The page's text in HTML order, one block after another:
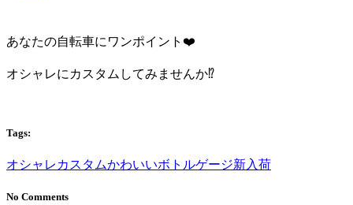
あなたの自転車にワンポイント❤️
オシャレにカスタムしてみませんか⁉️
Tags:
オシャレ カスタムかわいいボトルゲージ新入荷
No Comments